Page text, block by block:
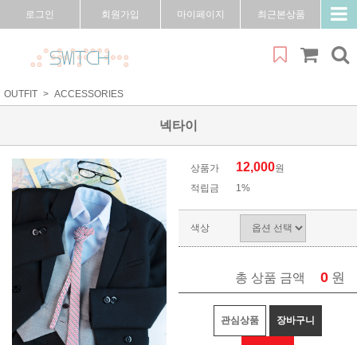
로그인 회원가입 마이페이지 최근본상품
OUTFIT ACCESSORIES
넥타이
상품가 12,000원
적립금
1%
색상
총 상품 금액 0 원
관심상품 장바구니